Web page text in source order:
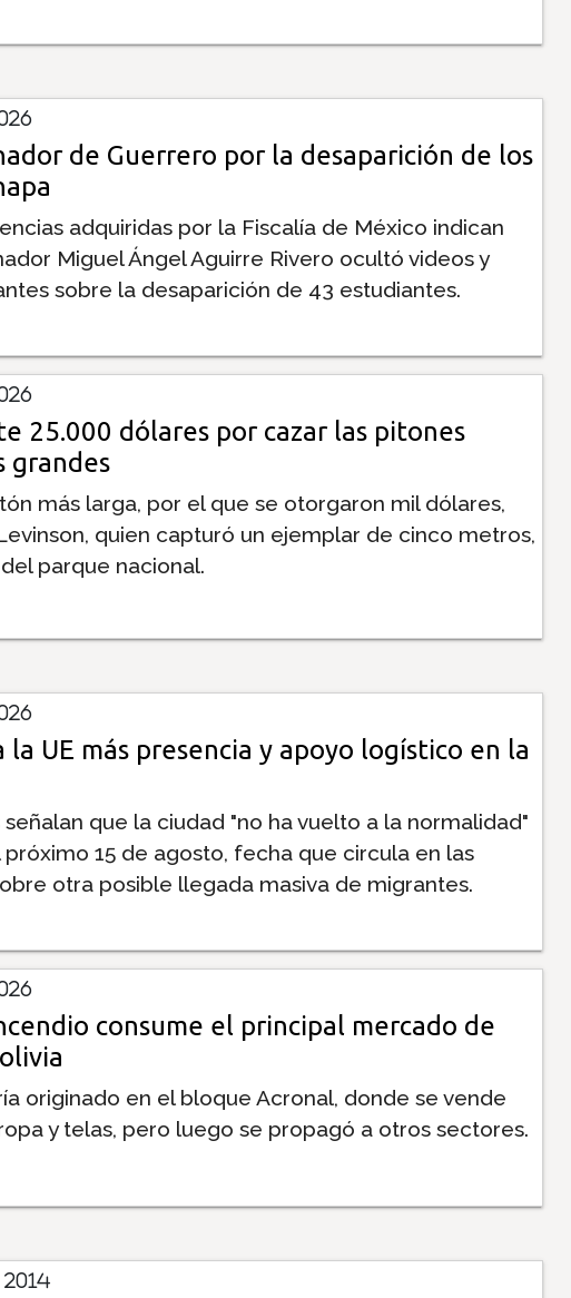
de Guerrero por la desaparición de los
adquiridas por la Fiscalía de México indican
Miguel Ángel Aguirre Rivero ocultó videos y
sobre la desaparición de 43 estudiantes.
25.000 dólares por cazar las pitones
grandes
más larga, por el que se otorgaron mil dólares,
quien capturó un ejemplar de cinco metros,
parque nacional.
la UE más presencia y apoyo logístico en la
que la ciudad "no ha vuelto a la normalidad"
15 de agosto, fecha que circula en las
otra posible llegada masiva de migrantes.
consume el principal mercado de
originado en el bloque Acronal, donde se vende
y telas, pero luego se propagó a otros sectores.